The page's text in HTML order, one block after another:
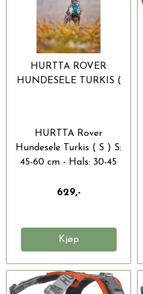
HURTTA ROVER
HUNDESELE TURKIS (
HURTTA Rover
Hundesele Turkis ( S ) S:
45-60 cm - Hals: 30-45
629,-
Kjøp